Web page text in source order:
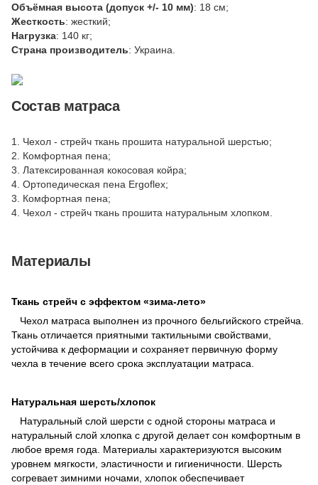
Объёмная высота (допуск +/- 10 мм): 18 см;
Жесткость: жесткий;
Нагрузка: 140 кг;
Страна производитель: Украина.
Состав матраса
1. Чехол - стрейч ткань прошита натуральной шерстью;
2. Комфортная пена;
3. Латексированная кокосовая койра;
4. Ортопедическая пена Ergoflex;
3. Комфортная пена;
4. Чехол - стрейч ткань прошита натуральным хлопком.
Материалы
Ткань стрейч с эффектом «зима-лето»
Чехол матраса выполнен из прочного бельгийского стрейча.
Ткань отличается приятными тактильными свойствами,
устойчива к деформации и сохраняет первичную форму
чехла в течение всего срока эксплуатации матраса.
Натуральная шерсть/хлопок
Натуральный слой шерсти с одной стороны матраса и
натуральный слой хлопка с другой делает сон комфортным в
любое время года. Материалы характеризуются высоким
уровнем мягкости, эластичности и гигиеничности. Шерсть
согревает зимними ночами, хлопок обеспечивает